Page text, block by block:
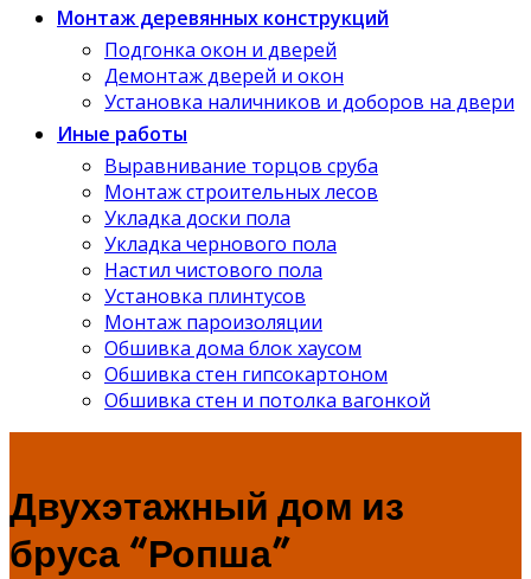
Монтаж деревянных конструкций
Подгонка окон и дверей
Демонтаж дверей и окон
Установка наличников и доборов на двери
Иные работы
Выравнивание торцов сруба
Монтаж строительных лесов
Укладка доски пола
Укладка чернового пола
Настил чистового пола
Установка плинтусов
Монтаж пароизоляции
Обшивка дома блок хаусом
Обшивка стен гипсокартоном
Обшивка стен и потолка вагонкой
Двухэтажный дом из
бруса “Ропша”